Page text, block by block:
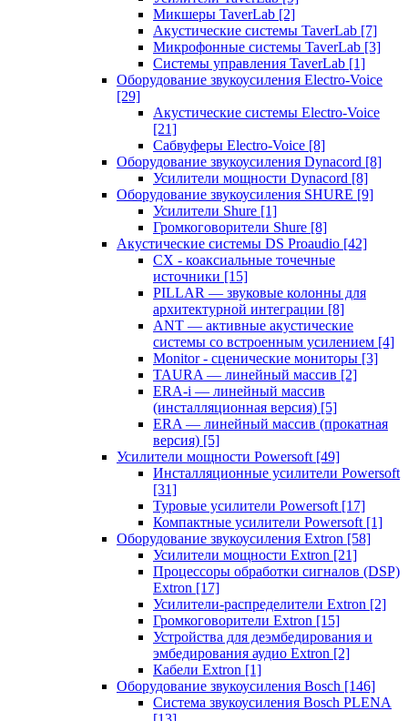
Микшеры TaverLab [2]
Акустические системы TaverLab [7]
Микрофонные системы TaverLab [3]
Системы управления TaverLab [1]
Оборудование звукоусиления Electro-Voice
[29]
Акустические системы Electro-Voice
[21]
Сабвуферы Electro-Voice [8]
Оборудование звукоусиления Dynacord [8]
Усилители мощности Dynacord [8]
Оборудование звукоусиления SHURE [9]
Усилители Shure [1]
Громкоговорители Shure [8]
Акустические системы DS Proaudio [42]
CX - коаксиальные точечные
источники [15]
PILLAR — звуковые колонны для
архитектурной интеграции [8]
ANT — активные акустические
системы со встроенным усилением [4]
Monitor - сценические мониторы [3]
TAURA — линейный массив [2]
ERA-i — линейный массив
(инсталляционная версия) [5]
ERA — линейный массив (прокатная
версия) [5]
Усилители мощности Powersoft [49]
Инсталляционные усилители Powersoft
[31]
Туровые усилители Powersoft [17]
Компактные усилители Powersoft [1]
Оборудование звукоусиления Extron [58]
Усилители мощности Extron [21]
Процессоры обработки сигналов (DSP)
Extron [17]
Усилители-распределители Extron [2]
Громкоговорители Extron [15]
Устройства для деэмбедирования и
эмбедирования аудио Extron [2]
Кабели Extron [1]
Оборудование звукоусиления Bosch [146]
Система звукоусиления Bosch PLENA